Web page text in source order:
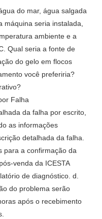
do mar, água salgada
seria instalada,
ambiente e a
Qual seria a fonte de
do gelo em flocos
você preferiria?
Falha
da falha por escrito,
as informações
detalhada da falha.
para a confirmação da
venda da ICESTA
de diagnóstico. d.
do problema serão
após o recebimento